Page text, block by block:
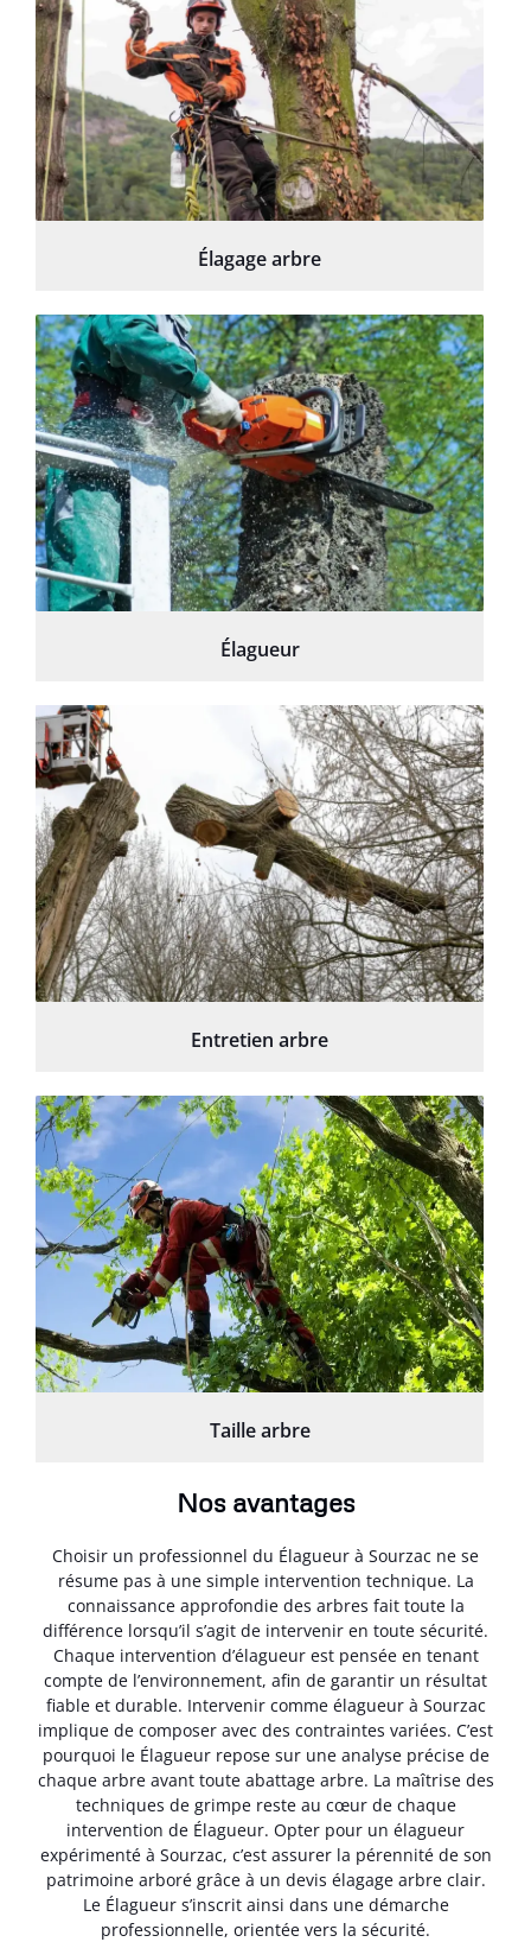
Élagage arbre
Élagueur
Entretien arbre
Taille arbre
Nos avantages
Choisir un professionnel du Élagueur à Sourzac ne se
résume pas à une simple intervention technique. La
connaissance approfondie des arbres fait toute la
différence lorsqu’il s’agit de intervenir en toute sécurité.
Chaque intervention d’élagueur est pensée en tenant
compte de l’environnement, afin de garantir un résultat
fiable et durable. Intervenir comme élagueur à Sourzac
implique de composer avec des contraintes variées. C’est
pourquoi le Élagueur repose sur une analyse précise de
chaque arbre avant toute abattage arbre. La maîtrise des
techniques de grimpe reste au cœur de chaque
intervention de Élagueur. Opter pour un élagueur
expérimenté à Sourzac, c’est assurer la pérennité de son
patrimoine arboré grâce à un devis élagage arbre clair.
Le Élagueur s’inscrit ainsi dans une démarche
professionnelle, orientée vers la sécurité.